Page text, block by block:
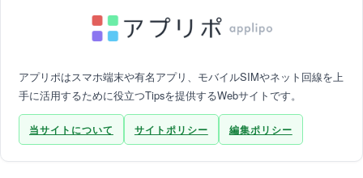
アプリポはスマホ端末や有名アプリ、モバイルSIMやネット回線を上
手に活用するために役立つTipsを提供するWebサイトです。
当サイトについて サイトポリシー 編集ポリシー